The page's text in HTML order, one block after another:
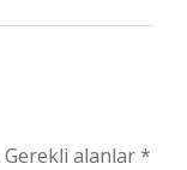
Gerekli alanlar*